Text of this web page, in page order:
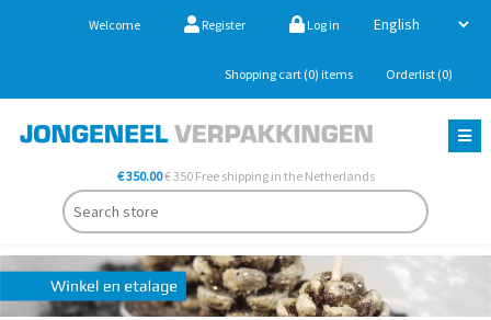
Welcome Register Log in
Shopping cart (0) items Orderlist (0)
€ 350.00€ 350 Free shipping in the Netherlands